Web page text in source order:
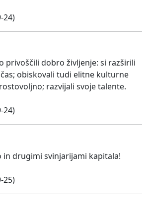
24)
privoščili dobro življenje: si razširili
obiskovali tudi elitne kulturne
razvijali svoje talente.
24)
in drugimi svinjarijami kapitala!
25)